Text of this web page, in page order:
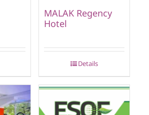
MALAK Regency
Hotel
Details